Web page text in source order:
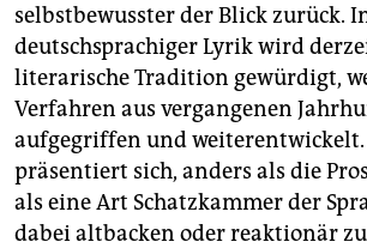
genossenschaft
epaper login
selbstbewusster der Blick zurück.
deutschsprachiger Lyrik wird
literarische Tradition gewürdigt,
Verfahren aus vergangenen
aufgegriffen und
präsentiert sich, anders als die
als eine Art Schatzkammer der
dabei altbacken oder reaktionär